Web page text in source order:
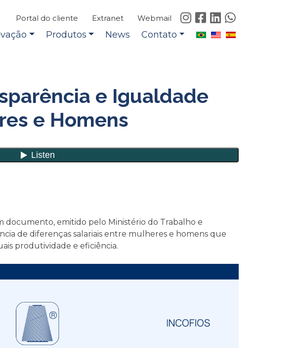
Produtos News Contato
Portal do cliente Extranet Webmail
e Igualdade
e Homens
documento, emitido pelo Ministério do Trabalho e
de diferenças salariais entre mulheres e homens que
produtividade e eficiência.